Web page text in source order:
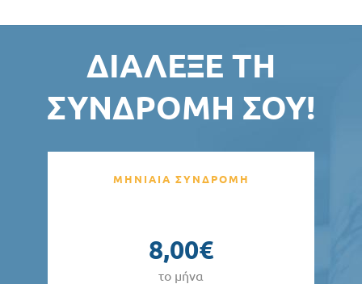
ΔΙΆΛΕΞΕ ΤΗ
ΣΥΝΔΡΟΜΉ ΣΟΥ!
ΜΗΝΙΑΙΑ ΣΥΝΔΡΟΜΗ
8,00€
το μήνα